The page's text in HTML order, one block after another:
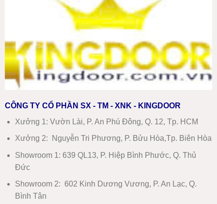
CÔNG TY CỔ PHẦN SX - TM - XNK - KINGDOOR
Xưởng 1: Vườn Lài, P. An Phú Đông, Q. 12, Tp. HCM
Xưởng 2: Nguyễn Tri Phương, P. Bửu Hòa,Tp. Biên Hòa
Showroom 1: 639 QL13, P. Hiệp Bình Phước, Q. Thủ
Đức
Showroom 2: 602 Kinh Dương Vương, P. An Lạc, Q.
Bình Tân